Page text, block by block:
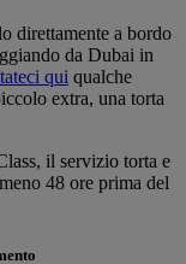
direttamente a bordo
da Dubai in
qui qualche
extra, una torta
il servizio torta e
48 ore prima del